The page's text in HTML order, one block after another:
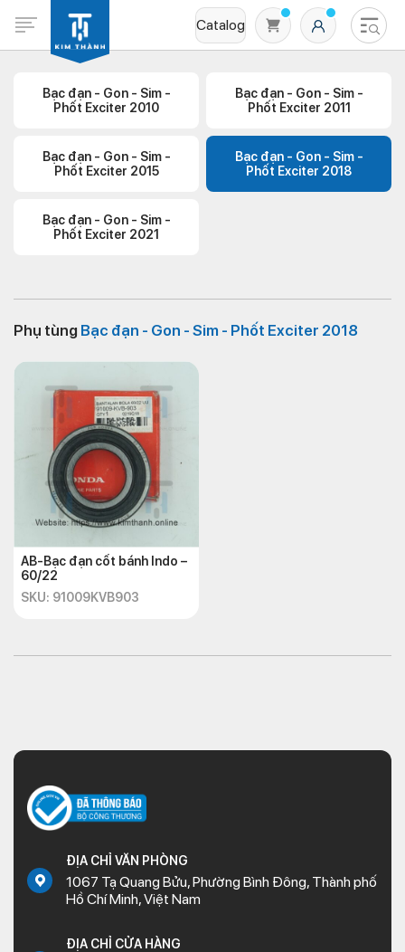
Catalog
Bạc đạn - Gon - Sim -
Phốt Exciter 2010
Bạc đạn - Gon - Sim -
Phốt Exciter 2011
Bạc đạn - Gon - Sim -
Phốt Exciter 2015
Bạc đạn - Gon - Sim -
Phốt Exciter 2018
Bạc đạn - Gon - Sim -
Phốt Exciter 2021
Phụ tùng Bạc đạn - Gon - Sim - Phốt Exciter 2018
AB-Bạc đạn cốt bánh Indo –
60/22
SKU: 91009KVB903
ĐỊA CHỈ VĂN PHÒNG
1067 Tạ Quang Bửu, Phường Bình Đông, Thành phố
Hồ Chí Minh, Việt Nam
ĐỊA CHỈ CỬA HÀNG